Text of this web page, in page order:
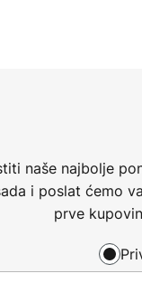
naše najbolje
i poslat ćemo
prve